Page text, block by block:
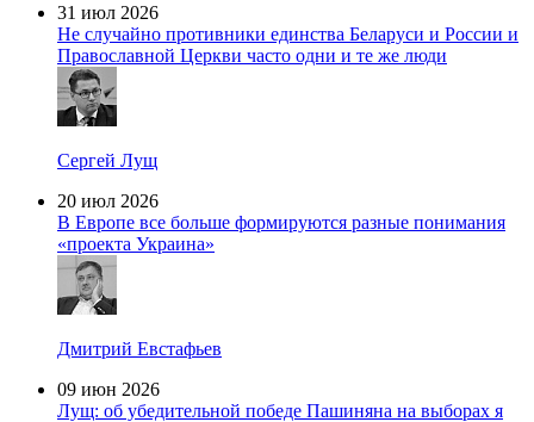
31 июл 2026
Не случайно противники единства Беларуси и России и
Православной Церкви часто одни и те же люди
Сергей Лущ
20 июл 2026
В Европе все больше формируются разные понимания
«проекта Украина»
Дмитрий Евстафьев
09 июн 2026
Лущ: об убедительной победе Пашиняна на выборах я